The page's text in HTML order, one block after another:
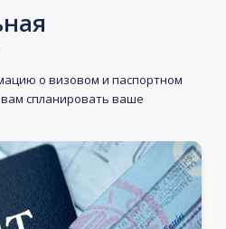
о визовом и паспортном
спланировать ваше